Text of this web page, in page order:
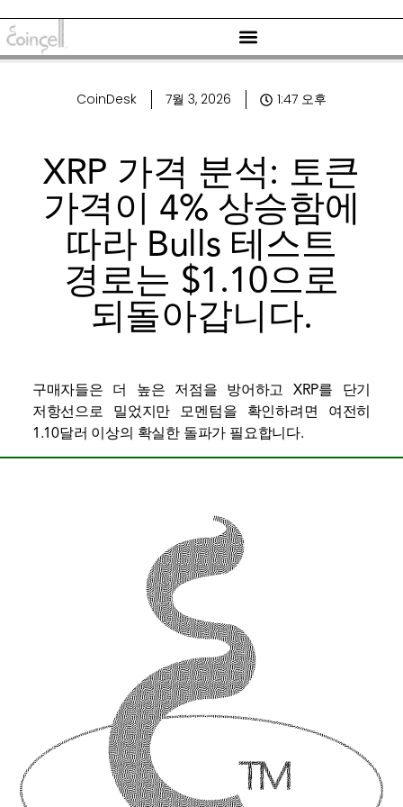
CoinDesk 7월 3, 2026 1:47 오후
XRP 가격 분석: 토큰
가격이 4% 상승함에
따라 Bulls 테스트
경로는 $1.10으로
되돌아갑니다.
구매자들은 더 높은 저점을 방어하고 XRP를 단기
저항선으로 밀었지만 모멘텀을 확인하려면 여전히
1.10달러 이상의 확실한 돌파가 필요합니다.